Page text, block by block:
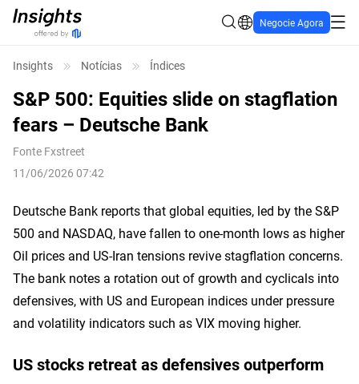
Negocie Agora
Insights Notícias Índices
S&P 500: Equities slide on stagflation
fears – Deutsche Bank
Fonte Fxstreet
11/06/2026 07:42
Deutsche Bank reports that global equities, led by the S&P
500 and NASDAQ, have fallen to one‑month lows as higher
Oil prices and US‑Iran tensions revive stagflation concerns.
The bank notes a rotation out of growth and cyclicals into
defensives, with US and European indices under pressure
and volatility indicators such as VIX moving higher.
US stocks retreat as defensives outperform